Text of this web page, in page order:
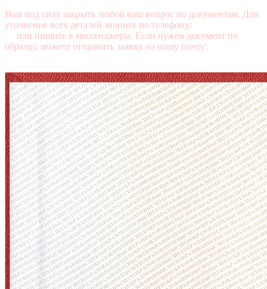
Нам под силу закрыть любой ваш вопрос по документам. Для
уточнение всех деталей звоните по телефону:
или пишите в мессенджеры. Если нужен документ по
образцу, можете отправить заявку на нашу почту: